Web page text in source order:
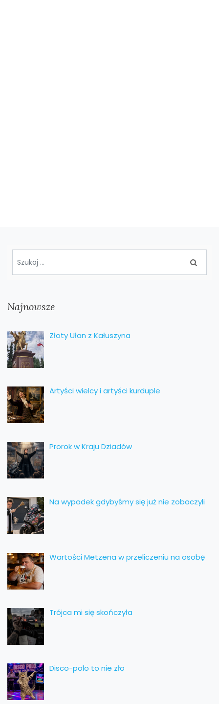
Najnowsze
Złoty Ułan z Kałuszyna
Artyści wielcy i artyści kurduple
Prorok w Kraju Dziadów
Na wypadek gdybyśmy się już nie zobaczyli
Wartości Metzena w przeliczeniu na osobę
Trójca mi się skończyła
Disco-polo to nie zło